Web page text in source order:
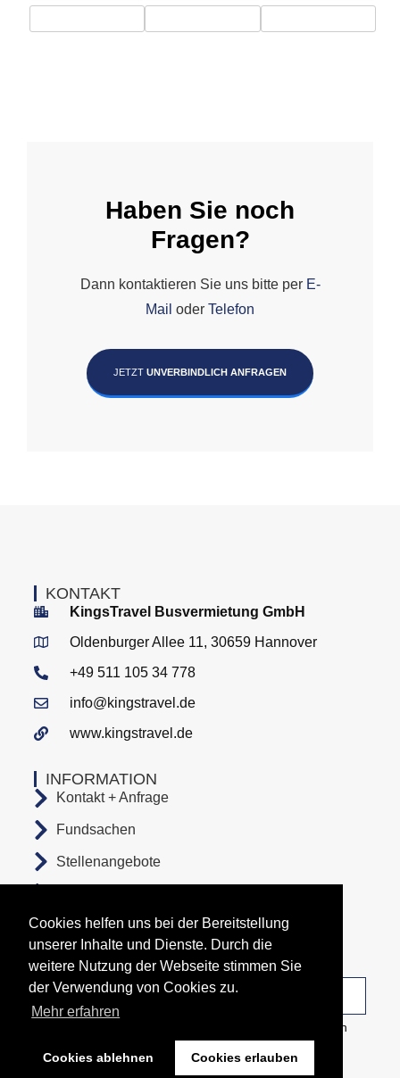
Cookies helfen uns bei der Bereitstellung
unserer Inhalte und Dienste. Durch die
weitere Nutzung der Webseite stimmen Sie
der Verwendung von Cookies zu.
Mehr erfahren
Cookies ablehnen Cookies erlauben
Haben Sie noch
Fragen?
Dann kontaktieren Sie uns bitte per E-
Mail oder Telefon
JETZT UNVERBINDLICH ANFRAGEN
Copyright All Rights Reserved © 2026 Busunternehmen
KingsTravel
Unsere Abfahrtsorte
INFORMATION
Kontakt + Anfrage
Fundsachen
Stellenangebote
Datenschutz
KONTAKT
KingsTravel Busvermietung GmbH
Oldenburger Allee 11, 30659 Hannover
+49 511 105 34 778
info@kingstravel.de
www.kingstravel.de